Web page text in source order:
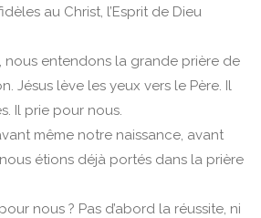
au Christ, l’Esprit de Dieu
nous entendons la grande prière de
Jésus lève les yeux vers le Père. Il
Il prie pour nous.
même notre naissance, avant
étions déjà portés dans la prière
nous ? Pas d’abord la réussite, ni